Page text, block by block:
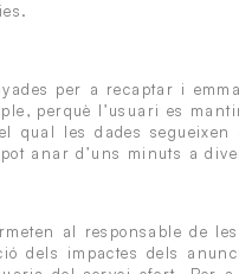
per a recaptar i
perquè l’usuari es
qual les dades
anar d’uns minuts a
al responsable de
dels impactes dels